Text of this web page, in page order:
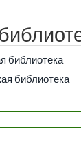
библиотека
библиотека